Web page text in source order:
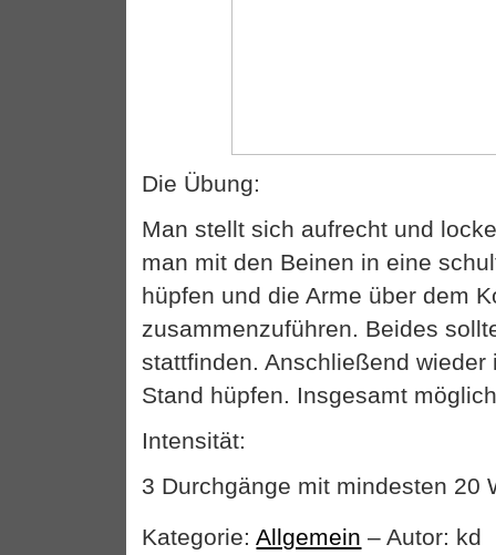
Die Übung:
Man stellt sich aufrecht und
man mit den Beinen in eine
hüpfen und die Arme über dem
zusammenzuführen. Beides
stattfinden. Anschließend wieder
Stand hüpfen. Insgesamt
Intensität:
3 Durchgänge mit mindesten 20
Kategorie: Allgemein – Autor: kd